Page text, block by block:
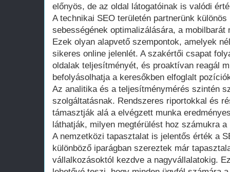
előnyös, de az oldal látogatóinak is valódi
A technikai SEO területén partnerünk
sebességének optimalizálására, a mobilbarát
Ezek olyan alapvető szempontok, amelyek
sikeres online jelenlét. A szakértői csapat
oldalak teljesítményét, és proaktívan reagál
befolyásolhatja a keresőkben elfoglalt
Az analitika és a teljesítménymérés szintén
szolgáltatásnak. Rendszeres riportokkal és
támasztják alá a elvégzett munka
láthatják, milyen megtérülést hoz számukra
A nemzetközi tapasztalat is jelentős érték a
különböző iparágban szereztek már
vállalkozásoktól kezdve a nagyvállalatokig.